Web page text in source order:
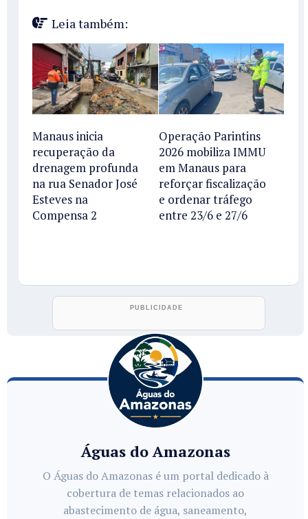
Leia também:
Manaus inicia
recuperação da
drenagem profunda
na rua Senador José
Esteves na
Compensa 2
Operação Parintins
2026 mobiliza IMMU
em Manaus para
reforçar fiscalização
e ordenar tráfego
entre 23/6 e 27/6
Águas do Amazonas
O Águas do Amazonas é um portal dedicado à
cobertura de temas relacionados ao
abastecimento de água, saneamento,